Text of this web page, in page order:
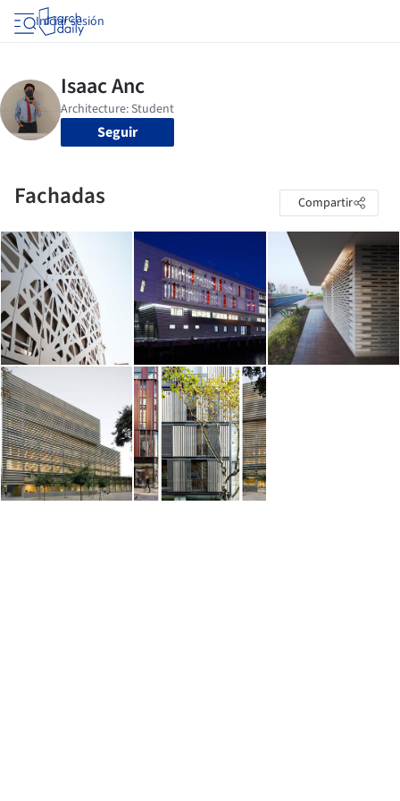
Iniciar sesión
Seguir
Fachadas Compartir